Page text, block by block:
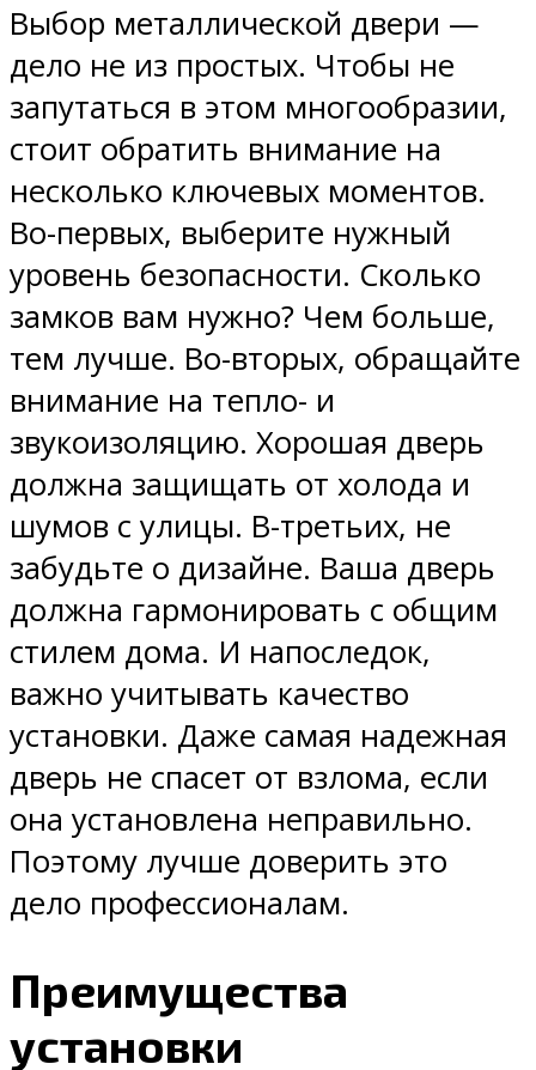
Выбор металлической двери —
дело не из простых. Чтобы не
запутаться в этом многообразии,
стоит обратить внимание на
несколько ключевых моментов.
Во-первых, выберите нужный
уровень безопасности. Сколько
замков вам нужно? Чем больше,
тем лучше. Во-вторых, обращайте
внимание на тепло- и
звукоизоляцию. Хорошая дверь
должна защищать от холода и
шумов с улицы. В-третьих, не
забудьте о дизайне. Ваша дверь
должна гармонировать с общим
стилем дома. И напоследок,
важно учитывать качество
установки. Даже самая надежная
дверь не спасет от взлома, если
она установлена неправильно.
Поэтому лучше доверить это
дело профессионалам.
Преимущества
установки